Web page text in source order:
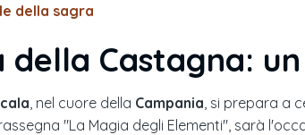
della sagra
della Castagna:
, nel cuore della Campania , si prepara a
"La Magia degli Elementi", sarà